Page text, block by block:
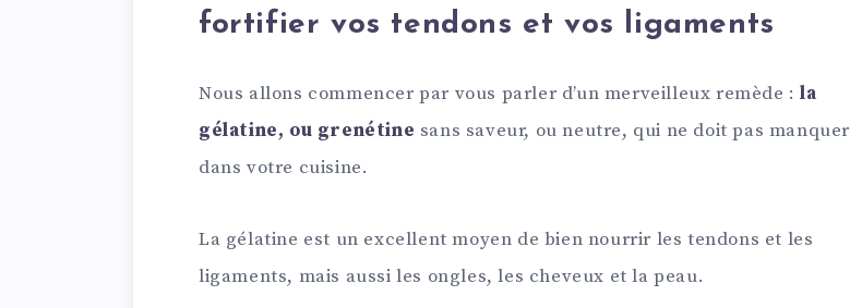
fortifier vos tendons et vos ligaments
Nous allons commencer par vous parler d’un merveilleux remède :la
gélatine, ou grenétine sans saveur, ou neutre, qui ne doit pas manquer
dans votre cuisine.
La gélatine est un excellent moyen de bien nourrir les tendons et les
ligaments, mais aussi les ongles, les cheveux et la peau.